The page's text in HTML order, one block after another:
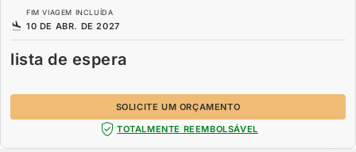
FIM VIAGEM INCLUÍDA
10 DE ABR. DE 2027
lista de espera
SOLICITE UM ORÇAMENTO
TOTALMENTE REEMBOLSÁVEL